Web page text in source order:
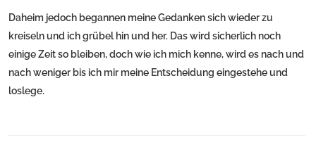
Daheim jedoch begannen meine Gedanken sich wieder zu
kreiseln und ich grübel hin und her. Das wird sicherlich noch
einige Zeit so bleiben, doch wie ich mich kenne, wird es nach und
nach weniger bis ich mir meine Entscheidung eingestehe und
loslege.